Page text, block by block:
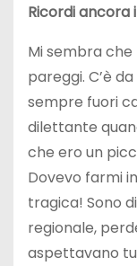
Ricordi
Mi sembra che
pareggi. C’è
sempre fuori
dilettante
che ero un
Dovevo farmi
tragica! Sono
regionale,
aspettavano